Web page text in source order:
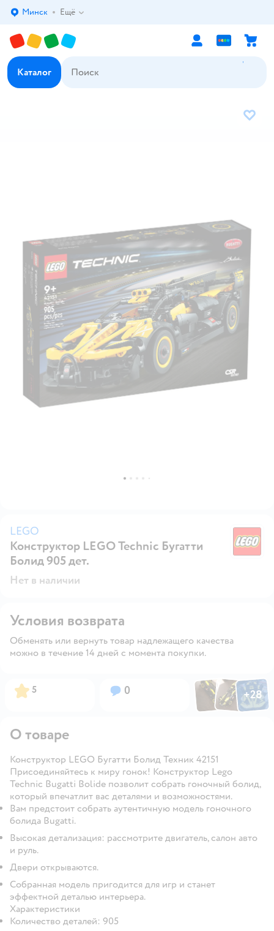
Выбор адреса доставки.
Минск Ещё
Каталог
В
LEGO
Конструктор LEGO Technic Бугатти
Болид 905 дет.
Нет в наличии
Условия возврата
Обменять или вернуть товар надлежащего качества
можно в течение 14 дней с момента покупки.
Рейтинг:
5 Вопросов:
0 ФотоФотоФото
+28
Открыть
О товаре
Конструктор LEGO Бугатти Болид Техник 42151
Присоединяйтесь к миру гонок! Конструктор Lego
Technic Bugatti Bolide позволит собрать гоночный болид,
который впечатлит вас деталями и возможностями.
Вам предстоит собрать аутентичную модель гоночного
болида Bugatti.
Высокая детализация: рассмотрите двигатель, салон авто
и руль.
Двери открываются.
Собранная модель пригодится для игр и станет
эффектной деталью интерьера.
Характеристики
Количество деталей: 905